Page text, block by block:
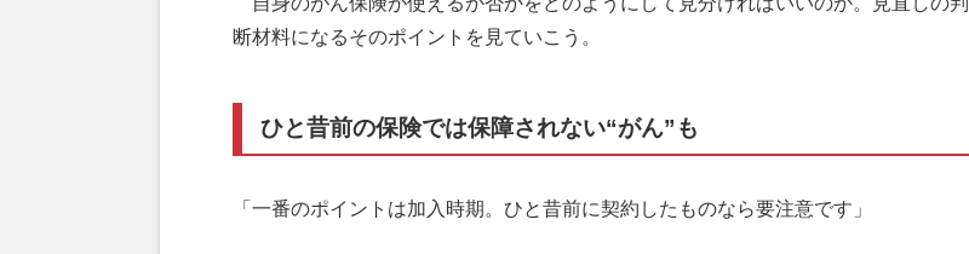
断材料になるそのポイントを見ていこう。
ひと昔前の保険では保障されない“がん”も
「一番のポイントは加入時期。ひと昔前に契約したものなら要注意です」